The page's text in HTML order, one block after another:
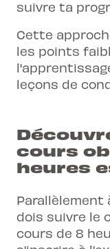
suivre ta
Cette
les points
leçons de
cours
heures
Parallèlement
dois suivre le
cours de 8